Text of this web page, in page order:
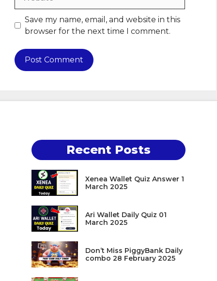
Save my name, email, and website in this
browser for the next time I comment.
Recent Posts
Xenea Wallet Quiz Answer 1
March 2025
Ari Wallet Daily Quiz 01
March 2025
Don’t Miss PiggyBank Daily
combo 28 February 2025